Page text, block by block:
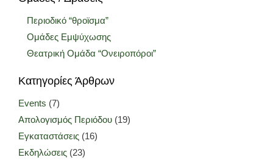
Περιοδικό “θροϊσμα”
Ομάδες Εμψύχωσης
Θεατρική Ομάδα “Ονειροπόροι”
Κατηγορίες Άρθρων
Events (7)
Απολογισμός Περιόδου (19)
Εγκαταστάσεις (16)
Εκδηλώσεις (23)